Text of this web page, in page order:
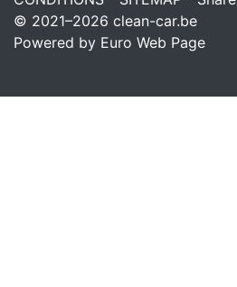
© 2021–2026 clean-car.be
Powered by Euro Web Page